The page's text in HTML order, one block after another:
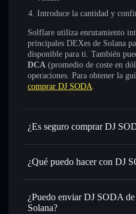
Introduce la cantidad y
Solflare utiliza enrutamiento
principales DEXes de Solana
disponible para ti. También
DCA (promedio de coste en
operaciones. Para obtener la
comprar DJ SODA.
¿Es seguro comprar DJ
DJ SODA no está verificado
¿Qué puedo hacer con DJ
DJ SODA
cartera
Intercambiar al instante :
USDC o miles de otros
¿Puedo enviar DJ SODA
Solana?